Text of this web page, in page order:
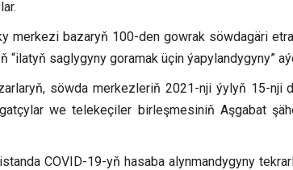
merkezi bazaryň 100-den gowrak söwdagäri
saglygyny goramak üçin ýapylandygyny”
söwda merkezleriň 2021-nji ýylyň 15-
we telekeçiler birleşmesiniň Aşgabat
COVID-19-yň hasaba alynmandygyny